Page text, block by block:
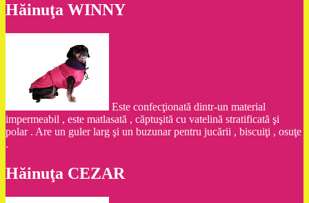
Hăinuţa WINNY
Este confecţionată dintr-un material
impermeabil , este matlasată , căptuşită cu vatelină stratificată şi
polar . Are un guler larg şi un buzunar pentru jucării , biscuiţi , osuţe
.
Hăinuţa CEZAR